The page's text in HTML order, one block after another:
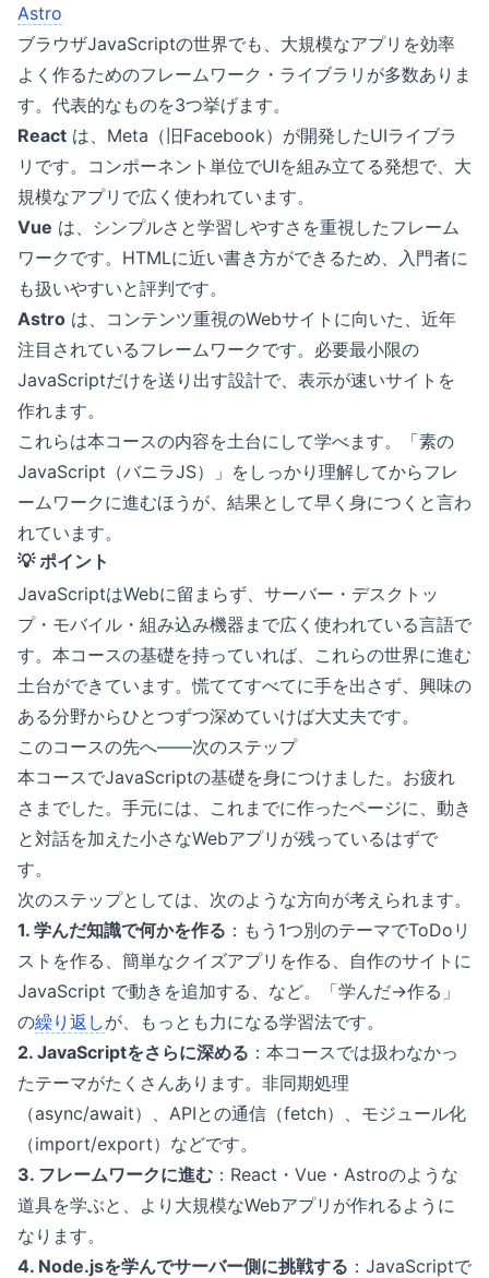
Astro
ブラウザJavaScriptの世界でも、大規模なアプリを効率
よく作るためのフレームワーク・ライブラリが多数ありま
す。代表的なものを3つ挙げます。
React は、Meta（旧Facebook）が開発したUIライブラ
リです。コンポーネント単位でUIを組み立てる発想で、大
規模なアプリで広く使われています。
Vue は、シンプルさと学習しやすさを重視したフレーム
ワークです。HTMLに近い書き方ができるため、入門者に
も扱いやすいと評判です。
Astro は、コンテンツ重視のWebサイトに向いた、近年
注目されているフレームワークです。必要最小限の
JavaScriptだけを送り出す設計で、表示が速いサイトを
作れます。
これらは本コースの内容を土台にして学べます。「素の
JavaScript（バニラJS）」をしっかり理解してからフレ
ームワークに進むほうが、結果として早く身につくと言わ
れています。
💡 ポイント
JavaScriptはWebに留まらず、サーバー・デスクトッ
プ・モバイル・組み込み機器まで広く使われている言語で
す。本コースの基礎を持っていれば、これらの世界に進む
土台ができています。慌ててすべてに手を出さず、興味の
ある分野からひとつずつ深めていけば大丈夫です。
このコースの先へ——次のステップ
本コースでJavaScriptの基礎を身につけました。お疲れ
さまでした。手元には、これまでに作ったページに、動き
と対話を加えた小さなWebアプリが残っているはずで
す。
次のステップとしては、次のような方向が考えられます。
1. 学んだ知識で何かを作る ：もう1つ別のテーマでToDoリ
ストを作る、簡単なクイズアプリを作る、自作のサイトに
JavaScript で動きを追加する、など。「学んだ→作る」
の繰り返しが、もっとも力になる学習法です。
2. JavaScriptをさらに深める ：本コースでは扱わなかっ
たテーマがたくさんあります。非同期処理
（async/await）、APIとの通信（fetch）、モジュール化
（import/export）などです。
3. フレームワークに進む ：React・Vue・Astroのような
道具を学ぶと、より大規模なWebアプリが作れるように
なります。
4. Node.jsを学んでサーバー側に挑戦する ：JavaScriptで